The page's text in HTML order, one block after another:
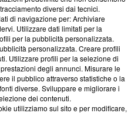
Via Carlo Frasca, 3 - 6900
diversi dai tecnici.
di navigazione per: Archiviare
Utilizzare dati limitati per la
per la pubblicità personalizzata.
personalizzata. Creare profili
Utilizzare profili per la selezione di
degli annunci. Misurare le
il pubblico attraverso statistiche o la
diverse. Sviluppare e migliorare i
dei contenuti.
utilizziamo sul sito e per modificare,